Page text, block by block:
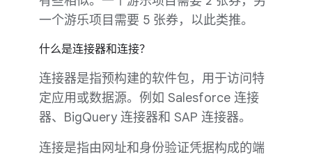
一个游乐项目需要 5 张券，以此类推。
什么是连接器和连接？
连接器是指预构建的软件包，用于访问特
定应用或数据源。例如 Salesforce 连接
器、BigQuery 连接器和 SAP 连接器。
连接是指由网址和身份验证凭据构成的端